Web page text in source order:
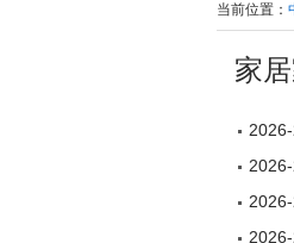
当前位置：
家